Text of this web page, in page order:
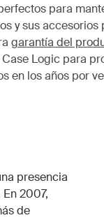
para
y sus accesorios
garantía del
Logic para
en los años por
presencia
2007,
de